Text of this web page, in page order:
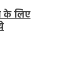
के लिए